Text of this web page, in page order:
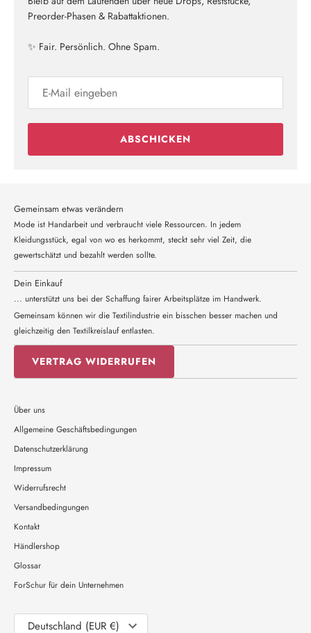
Preorder-Phasen & Rabattaktionen.
✨ Fair. Persönlich. Ohne Spam.
ABSCHICKEN
Gemeinsam etwas verändern
Mode ist Handarbeit und verbraucht viele Ressourcen. In jedem
Kleidungsstück, egal von wo es herkommt, steckt sehr viel Zeit, die
gewertschätzt und bezahlt werden sollte.
Dein Einkauf
... unterstützt uns bei der Schaffung fairer Arbeitsplätze im Handwerk.
Gemeinsam können wir die Textilindustrie ein bisschen besser machen und
gleichzeitig den Textilkreislauf entlasten.
VERTRAG WIDERRUFEN
Über uns
Allgemeine Geschäftsbedingungen
Datenschutzerklärung
Impressum
Widerrufsrecht
Versandbedingungen
Kontakt
Händlershop
Glossar
ForSchur für dein Unternehmen
WährungDeutschland (EUR €)